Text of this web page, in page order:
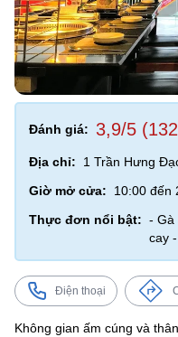
Đánh giá: 3,9/5
Địa chỉ:
1 Trần Hưng
Giờ mở cửa:
10:00 đến
Thực đơn nổi bật: - Gà
cay
Điện thoại
Không gian ấm cúng và